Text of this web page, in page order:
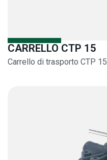
CARRELLO CTP 15
Carrello di trasporto CTP 15